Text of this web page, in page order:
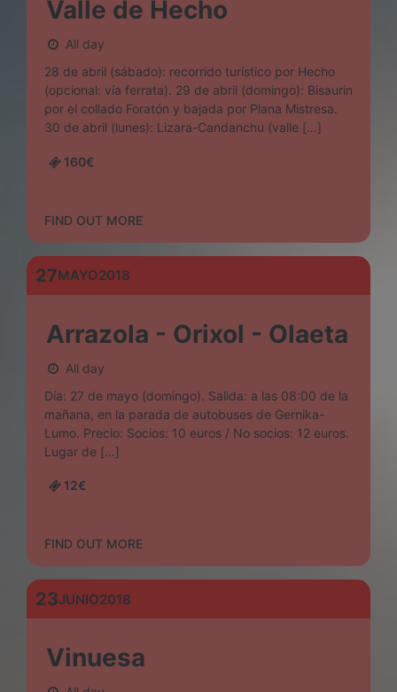
Valle de Hecho
All day
28 de abril (sábado): recorrido turístico por Hecho
(opcional: vía ferrata). 29 de abril (domingo): Bisaurin
por el collado Foratón y bajada por Plana Mistresa.
30 de abril (lunes): Lizara-Candanchu (valle […]
160€
FIND OUT MORE
27MAYO2018
Arrazola - Orixol - Olaeta
All day
Día: 27 de mayo (domingo). Salida: a las 08:00 de la
mañana, en la parada de autobuses de Gernika-
Lumo. Precio: Socios: 10 euros / No socios: 12 euros.
Lugar de […]
12€
FIND OUT MORE
23JUNIO2018
Vinuesa